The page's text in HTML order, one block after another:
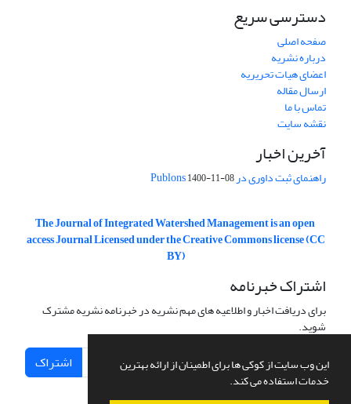
این وب سایت از کوکی ها برای اطمینان از ارائه بهترین
خدمات استفاده می کند.
دسترسی سریع
صفحه اصلی
درباره نشریه
اعضای هیات تحریریه
ارسال مقاله
تماس با ما
نقشه سایت
آخرین اخبار
راهنمای ثبت داوری در Publons1400-11-08
The Journal of Integrated Watershed Management is an open
access Journal Licensed under the Creative Commons license (CC
BY)
اشتراک خبرنامه
برای دریافت اخبار و اطلاعیه های مهم نشریه در خبرنامه نشریه مشترک
شوید.
اشتراک